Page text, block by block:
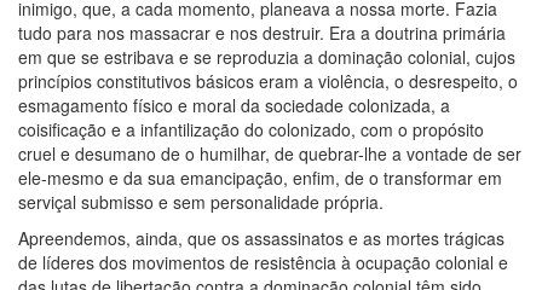
inimigo, que, a cada momento, planeava a nossa morte. Fazia
tudo para nos massacrar e nos destruir. Era a doutrina primária
em que se estribava e se reproduzia a dominação colonial, cujos
princípios constitutivos básicos eram a violência, o desrespeito, o
esmagamento físico e moral da sociedade colonizada, a
coisificação e a infantilização do colonizado, com o propósito
cruel e desumano de o humilhar, de quebrar-lhe a vontade de ser
ele-mesmo e da sua emancipação, enfim, de o transformar em
serviçal submisso e sem personalidade própria.
Apreendemos, ainda, que os assassinatos e as mortes trágicas
de líderes dos movimentos de resistência à ocupação colonial e